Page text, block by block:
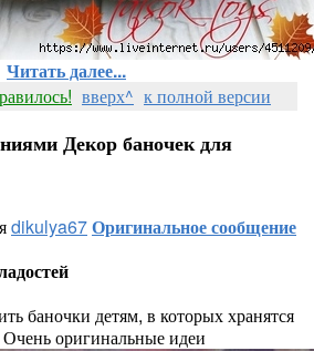
Читать далее...
вверх^ к полной версии
Декор баночек для
dikulya67Оригинальное сообщение
баночки детям, в которых хранятся
Очень оригинальные идеи